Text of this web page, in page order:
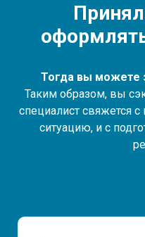
Тогда вы можете
Таким образом, вы
специалист свяжется
ситуацию, и с